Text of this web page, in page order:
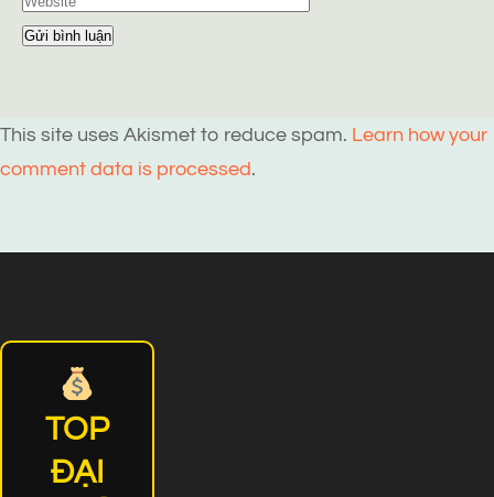
This site uses Akismet to reduce spam. Learn how your
comment data is processed.
TOP
ĐẠI